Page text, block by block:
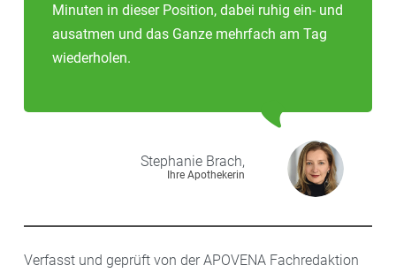
Minuten in dieser Position, dabei ruhig ein- und
ausatmen und das Ganze mehrfach am Tag
wiederholen.
Stephanie Brach,
Ihre Apothekerin
Verfasst und geprüft von der APOVENA Fachredaktion